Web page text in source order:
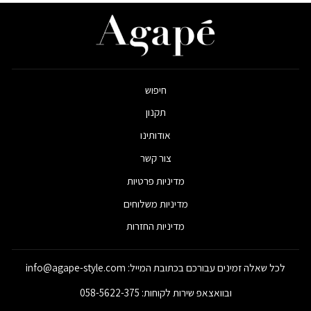
חיפוש
תקנון
אודותינו
צור קשר
מדיניות פרטיות
מדיניות משלוחים
מדיניות החזרות
לכל שאלה זמינים עבורכם בכתובת המייל: info@agape-style.com
ובוואצאפ שירות לקוחות: 058-5622-375